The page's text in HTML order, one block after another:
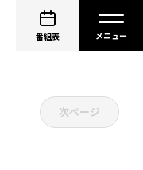
番組表
次ページ